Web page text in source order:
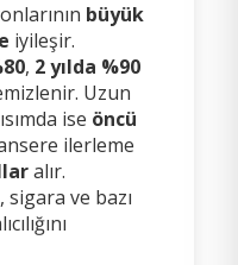
büyük
iyileşir.
, 2 yılda %90
Uzun
ise öncü
ilerleme
alır.
sigara ve bazı